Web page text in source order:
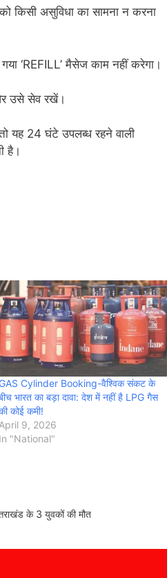
किसी असुविधा का सामना न करना
‘REFILL’ मैसेज काम नहीं करेगा।
उसे सेव रखें।
यह 24 घंटे उपलब्ध रहने वाली
है।
GAS Cylinder Booking-वैश्विक संकट के
भारत का बड़ा दावा: देश में नहीं है LPG गैस
कोई कमी!
April 9, 2026
In "National"
के 3 युवकों की मौत